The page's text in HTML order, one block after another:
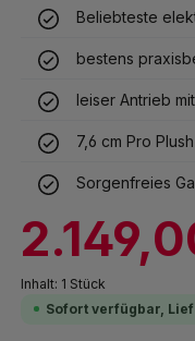
Beliebteste
bestens
leiser Antrieb
7,6 cm Pro
Sorgenfreies
Inhalt: 1 Stück
Sofort verfügbar,